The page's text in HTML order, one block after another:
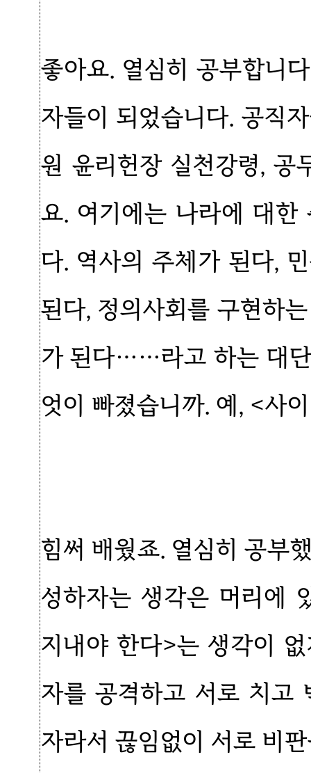
좋아요. 열심히 공부합니
자들이 되었습니다. 공직
원 윤리헌장 실천강령, 공
요. 여기에는 나라에 대한
다. 역사의 주체가 된다,
된다, 정의사회를 구현하
가 된다……라고 하는 대
엇이 빠졌습니까. 예, <사
힘써 배웠죠. 열심히 공부
성하자는 생각은 머리에
지내야 한다>는 생각이
자를 공격하고 서로 치고
자라서 끊임없이 서로 비